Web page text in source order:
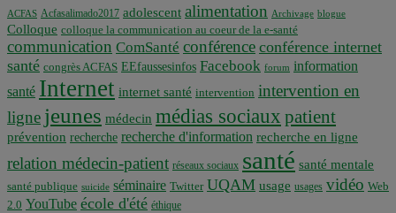
ACFAS Acfasalimado2017 adolescent alimentation Archivage blogue
Colloque colloque la communication au coeur de la e-santé
communication ComSanté conférence conférence internet
santé congrès ACFAS EEfaussesinfos Facebook forum information
santé Internet internet santé intervention intervention en
ligne jeunes médecin médias sociaux patient
prévention recherche recherche d'information recherche en ligne
relation médecin-patient réseaux sociaux santé santé mentale
santé publique suicide séminaire Twitter UQAM usage usages vidéo Web
2.0 YouTube école d'été éthique